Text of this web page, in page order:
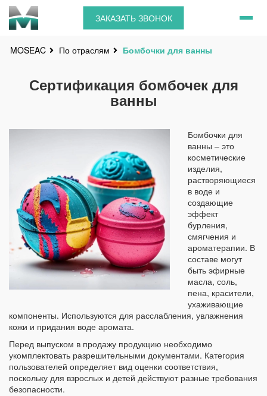
ЗАКАЗАТЬ ЗВОНОК
MOSEAC По отраслям Бомбочки для ванны
Сертификация бомбочек для
ванны
Бомбочки для
ванны – это
косметические
изделия,
растворяющиеся
в воде и
создающие
эффект
бурления,
смягчения и
ароматерапии. В
составе могут
быть эфирные
масла, соль,
пена, красители,
ухаживающие
компоненты. Используются для расслабления, увлажнения
кожи и придания воде аромата.
Перед выпуском в продажу продукцию необходимо
укомплектовать разрешительными документами. Категория
пользователей определяет вид оценки соответствия,
поскольку для взрослых и детей действуют разные требования
безопасности.